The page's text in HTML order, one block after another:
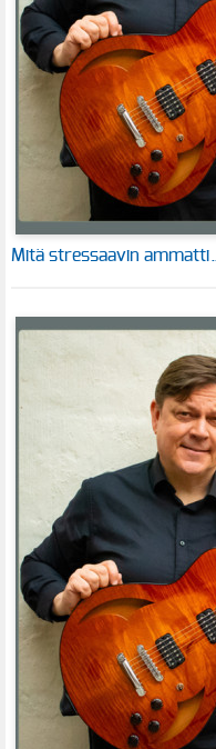
Mitä stressaavin ammatti…